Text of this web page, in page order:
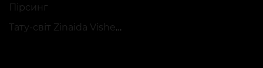
Пірсинг
Тату-світ Zinaida Vishenka